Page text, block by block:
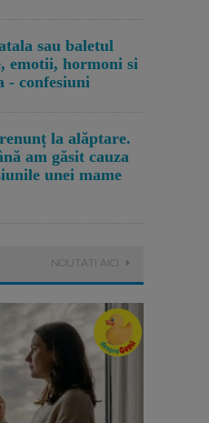
sau baletul
emotii, hormoni si
- confesiuni
la alăptare.
am găsit cauza
unei mame
NOUTATI AICI